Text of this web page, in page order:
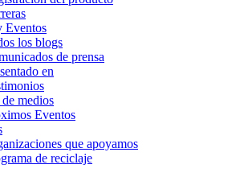
Eventos
los blogs
de prensa
en
medios
Eventos
que apoyamos
de reciclaje